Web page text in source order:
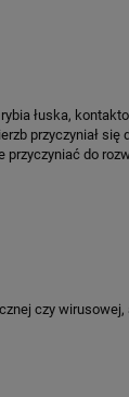
łuska,
przyczyniał się
przyczyniać do
czy wirusowej,